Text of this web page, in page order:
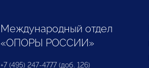
Международный отдел
«ОПОРЫ РОССИИ»
+7 (495) 247-4777 (доб. 126)